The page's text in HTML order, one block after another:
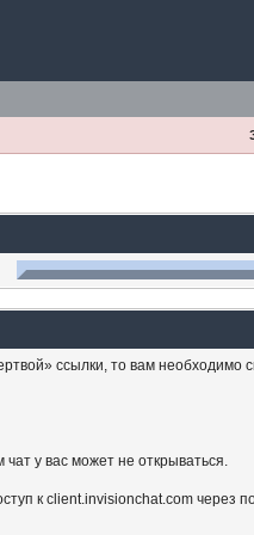
ссылки, то вам
у вас может не открываться.
к client.invisionchat.com через